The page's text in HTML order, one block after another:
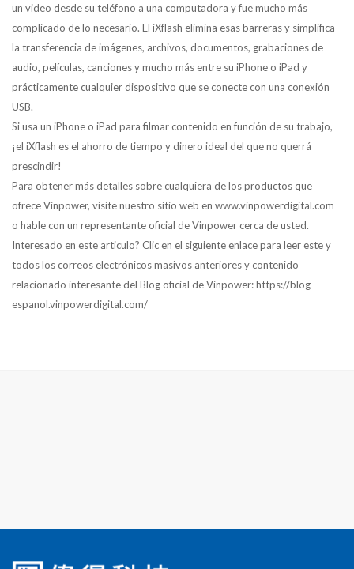
un video desde su teléfono a una computadora y fue mucho más
complicado de lo necesario. El iXflash elimina esas barreras y simplifica
la transferencia de imágenes, archivos, documentos, grabaciones de
audio, películas, canciones y mucho más entre su iPhone o iPad y
prácticamente cualquier dispositivo que se conecte con una conexión
USB.
Si usa un iPhone o iPad para filmar contenido en función de su trabajo,
¡el iXflash es el ahorro de tiempo y dinero ideal del que no querrá
prescindir!
Para obtener más detalles sobre cualquiera de los productos que
ofrece Vinpower, visite nuestro sitio web en www.vinpowerdigital.com
o hable con un representante oficial de Vinpower cerca de usted.
Interesado en este articulo? Clic en el siguiente enlace para leer este y
todos los correos electrónicos masivos anteriores y contenido
relacionado interesante del Blog oficial de Vinpower: https://blog-
espanol.vinpowerdigital.com/